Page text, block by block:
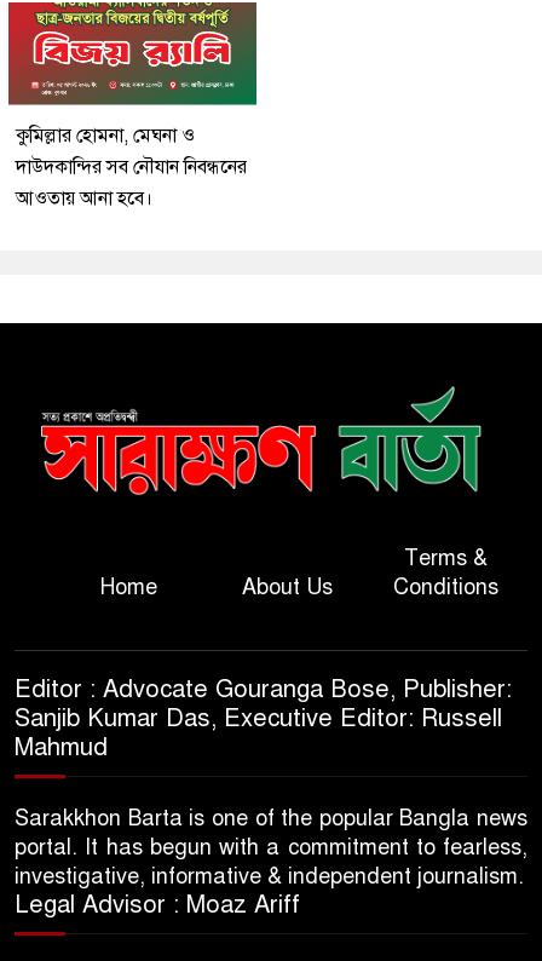
কুমিল্লার হোমনা, মেঘনা ও
দাউদকান্দির সব নৌযান নিবন্ধনের
আওতায় আনা হবে।
Home About Us
Terms &
Conditions
Editor : Advocate Gouranga Bose, Publisher:
Sanjib Kumar Das, Executive Editor: Russell
Mahmud
Sarakkhon Barta is one of the popular Bangla news
portal. It has begun with a commitment to fearless,
investigative, informative & independent journalism.
Legal Advisor : Moaz Ariff